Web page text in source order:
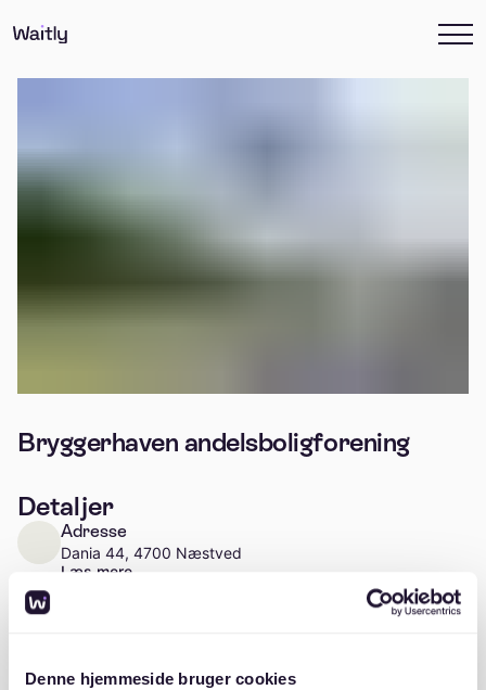
Denne hjemmeside bruger cookies
Bryggerhaven andelsboligforening
Detaljer
Adresse
Dania 44, 4700 Næstved
Læs mere